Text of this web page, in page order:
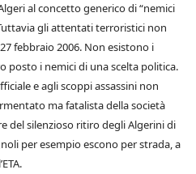
al concetto generico di “nemici
gli attentati terroristici non
febbraio 2006. Non esistono i
posto i nemici di una scelta politica.
e agli scoppi assassini non
ma fatalista della società
del silenzioso ritiro degli Algerini di
per esempio escono per strada, a